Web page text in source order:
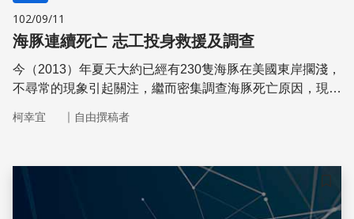
102/09/11
海豚連續死亡 志工投身救援及調查
今（2013）年夏天大約已經有230隻海豚在美國東岸擱淺，
不尋常的現象引起關注，繼而密集調查海豚死亡原因，現在
曾造成約740隻海豚死亡，今年紐澤西州海岸擱淺的幾隻海
柯幸宜 ｜ 自由撰稿者
儲存